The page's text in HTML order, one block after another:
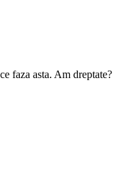
faza asta. Am dreptate?